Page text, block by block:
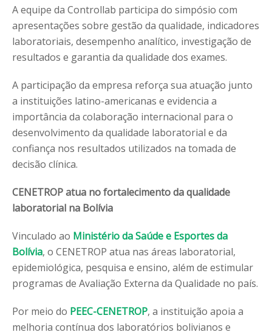
A equipe da Controllab participa do simpósio com
apresentações sobre gestão da qualidade, indicadores
laboratoriais, desempenho analítico, investigação de
resultados e garantia da qualidade dos exames.
A participação da empresa reforça sua atuação junto
a instituições latino-americanas e evidencia a
importância da colaboração internacional para o
desenvolvimento da qualidade laboratorial e da
confiança nos resultados utilizados na tomada de
decisão clínica.
CENETROP atua no fortalecimento da qualidade
laboratorial na Bolívia
Vinculado ao Ministério da Saúde e Esportes da
Bolívia, o CENETROP atua nas áreas laboratorial,
epidemiológica, pesquisa e ensino, além de estimular
programas de Avaliação Externa da Qualidade no país.
Por meio do PEEC-CENETROP, a instituição apoia a
melhoria contínua dos laboratórios bolivianos e